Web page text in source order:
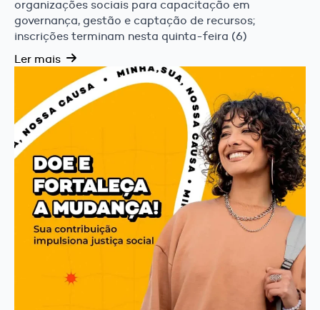
organizações sociais para capacitação em
governança, gestão e captação de recursos;
inscrições terminam nesta quinta-feira (6)
Ler mais